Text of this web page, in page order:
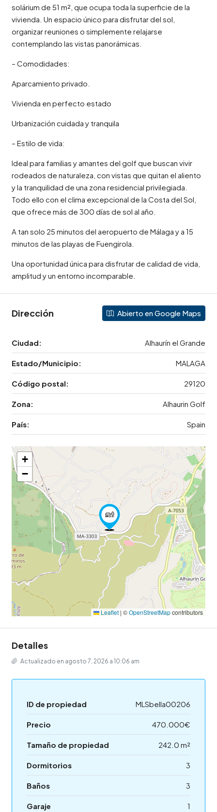
solárium de 51 m², que ocupa toda la superficie de la
vivienda. Un espacio único para disfrutar del sol,
organizar reuniones o simplemente relajarse
contemplando las vistas panorámicas.
– Comodidades:
Aparcamiento privado.
Vivienda en perfecto estado
Urbanización cuidada y tranquila
– Estilo de vida:
Ideal para familias y amantes del golf que buscan vivir
rodeados de naturaleza, con vistas que quitan el aliento
y la tranquilidad de una zona residencial privilegiada.
Todo ello con el clima excepcional de la Costa del Sol,
que ofrece más de 300 días de sol al año.
A tan solo 25 minutos del aeropuerto de Málaga y a 15
minutos de las playas de Fuengirola.
Una oportunidad única para disfrutar de calidad de vida,
amplitud y un entorno incomparable.
Dirección Abierto en Google Maps
Ciudad: Alhaurín el Grande
Estado/Municipio: MALAGA
Código postal: 29120
Zona: Alhaurin Golf
País: Spain
+
−
Leaflet | ©OpenStreetMapcontributors
Detalles
Actualizado en agosto 7, 2026 a 10:06 am
ID de propiedad MLSbella00206
Precio 470.000€
Tamaño de propiedad 242.0 m²
Dormitorios 3
Baños 3
Garaje 1